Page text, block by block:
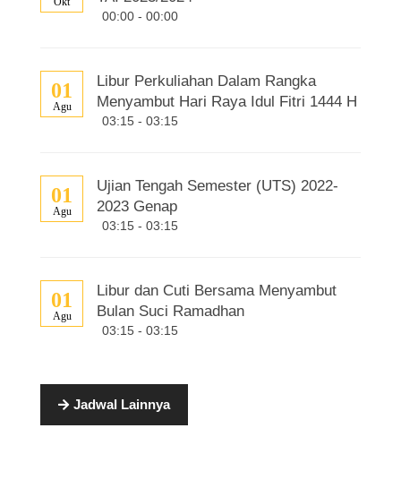
00:00 - 00:00
01
Agu
Libur Perkuliahan Dalam Rangka
Menyambut Hari Raya Idul Fitri 1444 H
03:15 - 03:15
01
Agu
Ujian Tengah Semester (UTS) 2022-
2023 Genap
03:15 - 03:15
01
Agu
Libur dan Cuti Bersama Menyambut
Bulan Suci Ramadhan
03:15 - 03:15
Jadwal Lainnya